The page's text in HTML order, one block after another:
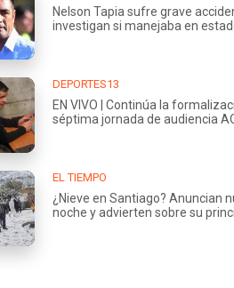
Nelson Tapia sufre grave
investigan si manejaba en
DEPORTES13
EN VIVO | Continúa la
séptima jornada de audiencia
EL TIEMPO
¿Nieve en Santiago? Anuncian
noche y advierten sobre su